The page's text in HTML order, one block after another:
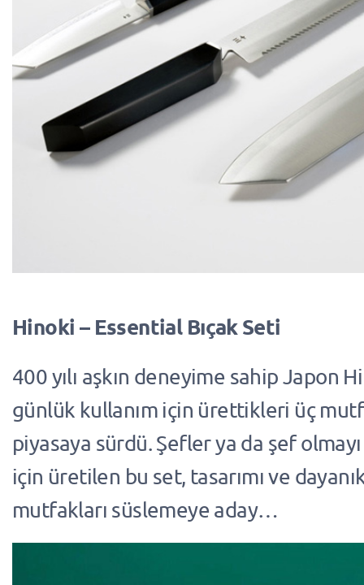
Hinoki – Essential Bıçak Seti
400 yılı aşkın deneyime sahip Japon
günlük kullanım için ürettikleri üç
piyasaya sürdü. Şefler ya da şef
için üretilen bu set, tasarımı ve
mutfakları süslemeye aday…